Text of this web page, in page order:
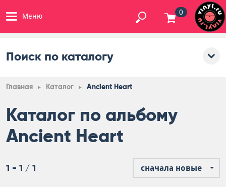
Меню 0
Поиск по каталогу
Главная Каталог Ancient Heart
Каталог по альбому
Ancient Heart
1 - 1 / 1 сначала новые